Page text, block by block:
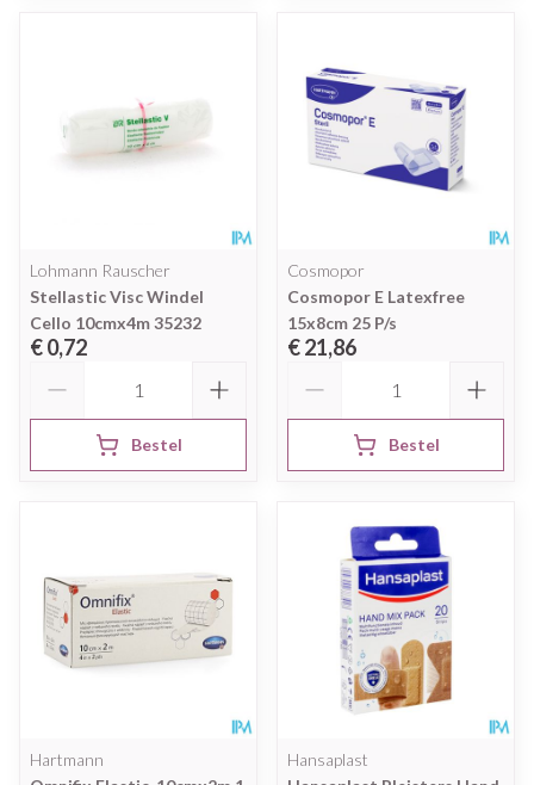
Lohmann Rauscher
Stellastic Visc Windel
Cello 10cmx4m 35232
€ 0,72
Bestel
Cosmopor
Cosmopor E Latexfree
15x8cm 25 P/s
€ 21,86
Bestel
Hartmann
Hansaplast